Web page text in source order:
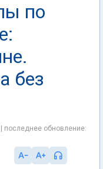
по
без
последнее обновление: